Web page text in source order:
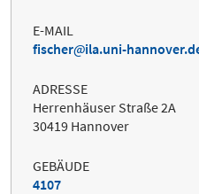
E-MAIL
fischer
ila.uni-
ADRESSE
Herrenhäuser Straße 2A
30419 Hannover
GEBÄUDE
4107